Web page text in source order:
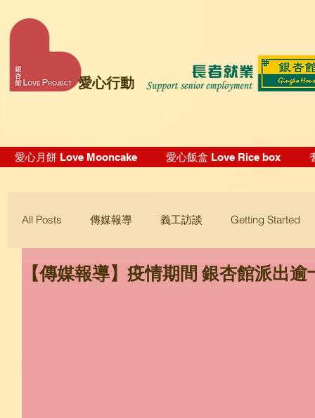
愛心行動
愛心月餅 Love Mooncake 愛心飯盒 Love Rice box
All Posts 傳媒報導 義工訪談 Getting Started
Blogging Tips
【傳媒報導】疫情期間 銀杏館派出